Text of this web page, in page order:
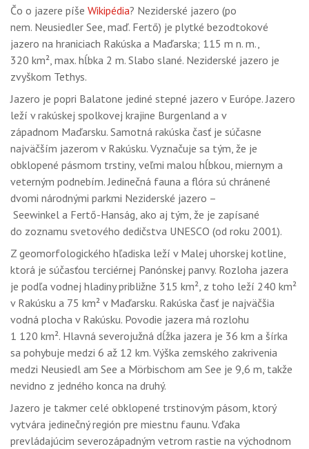
Čo o jazere píše Wikipédia? Neziderské jazero (po
nem. Neusiedler See, maď. Fertő) je plytké bezodtokové
jazero na hraniciach Rakúska a Maďarska; 115 m n. m.,
320 km², max. hĺbka 2 m. Slabo slané. Neziderské jazero je
zvyškom Tethys.
Jazero je popri Balatone jediné stepné jazero v Európe. Jazero
leží v rakúskej spolkovej krajine Burgenland a v
západnom Maďarsku. Samotná rakúska časť je súčasne
najväčším jazerom v Rakúsku. Vyznačuje sa tým, že je
obklopené pásmom trstiny, veľmi malou hĺbkou, miernym a
veterným podnebím. Jedinečná fauna a flóra sú chránené
dvomi národnými parkmi Neziderské jazero –
Seewinkel a Fertő-Hanság, ako aj tým, že je zapísané
do zoznamu svetového dedičstva UNESCO (od roku 2001).
Z geomorfologického hľadiska leží v Malej uhorskej kotline,
ktorá je súčasťou terciérnej Panónskej panvy. Rozloha jazera
je podľa vodnej hladiny približne 315 km², z toho leží 240 km²
v Rakúsku a 75 km² v Maďarsku. Rakúska časť je najväčšia
vodná plocha v Rakúsku. Povodie jazera má rozlohu
1 120 km². Hlavná severojužná dĺžka jazera je 36 km a šírka
sa pohybuje medzi 6 až 12 km. Výška zemského zakrivenia
medzi Neusiedl am See a Mörbischom am See je 9,6 m, takže
nevidno z jedného konca na druhý.
Jazero je takmer celé obklopené trstinovým pásom, ktorý
vytvára jedinečný región pre miestnu faunu. Vďaka
prevládajúcim severozápadným vetrom rastie na východnom